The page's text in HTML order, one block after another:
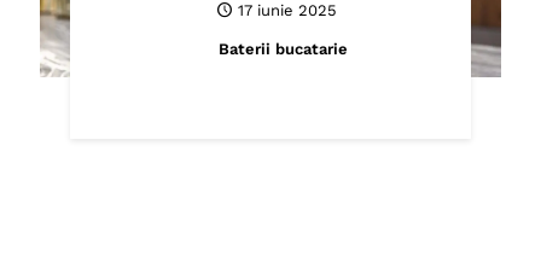
17 iunie 2025
Baterii bucatarie